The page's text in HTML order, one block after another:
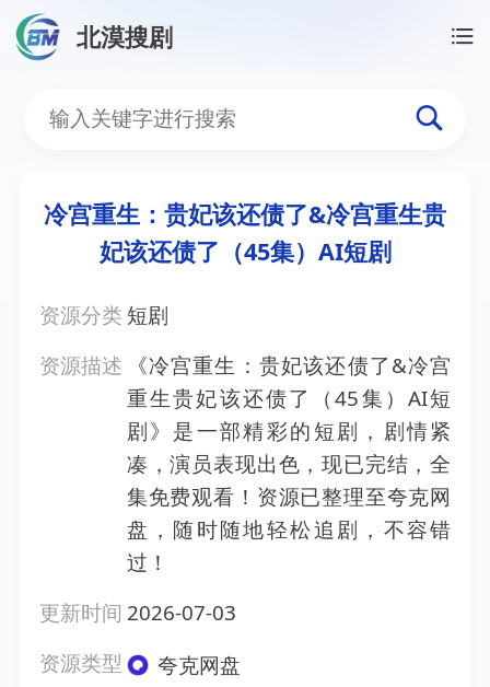
北漠搜剧
冷宫重生：贵妃该还债
冷宫重生：贵妃该还债了&冷宫重生贵
妃该还债了（45集）AI短剧
资源分类 短剧
资源描述
《冷宫重生：贵妃该还债了&冷宫
重生贵妃该还债了（45集）AI短
剧》是一部精彩的短剧，剧情紧
凑，演员表现出色，现已完结，全
集免费观看！资源已整理至夸克网
盘，随时随地轻松追剧，不容错
过！
更新时间 2026-07-03
资源类型
夸克网盘